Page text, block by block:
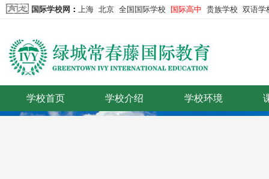
国际学校网 ： 上海 北京 全国国际学校 国际高中 贵族学校 双语学
学校首页 学校介绍 学校环境